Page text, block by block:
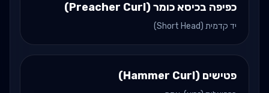
כפיפה בכיסא כומר (Preacher Curl)
יד קדמית (Short Head)
פטישים (Hammer Curl)